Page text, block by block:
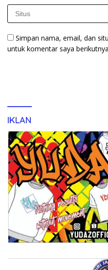
Simpan nama, email, dan
untuk komentar saya
IKLAN